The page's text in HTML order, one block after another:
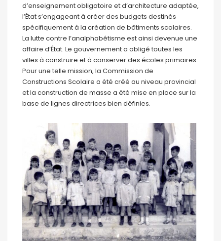
d’enseignement obligatoire et d’architecture adaptée,
l’État s’engageant à créer des budgets destinés
spécifiquement à la création de bâtiments scolaires.
La lutte contre l’analphabétisme est ainsi devenue une
affaire d’État. Le gouvernement a obligé toutes les
villes à construire et à conserver des écoles primaires.
Pour une telle mission, la Commission de
Constructions Scolaire a été créé au niveau provincial
et la construction de masse a été mise en place sur la
base de lignes directrices bien définies.